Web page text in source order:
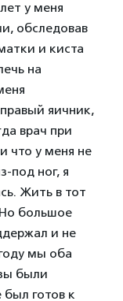
у меня
обследовав
и киста
на
яичник,
врач при
что у меня не
под ног, я
Жить в тот
большое
и не
мы оба
были
готов к